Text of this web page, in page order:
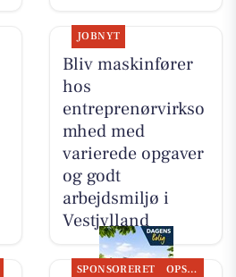
JOBNYT
Bliv maskinfører
hos
entreprenørvirkso
mhed med
varierede opgaver
og godt
arbejdsmiljø i
Vestjylland
SPONSORERET OPSLAGSTAVLEN